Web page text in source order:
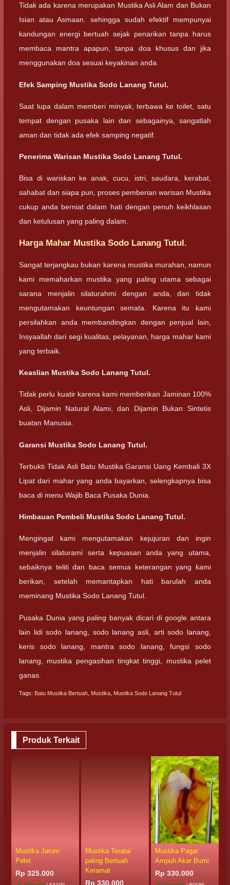
Tidak ada karena merupakan Mustika Asli Alam dan Bukan
Isian atau Asmaan. sehingga sudah efektif mempunyai
kandungan energi bertuah sejak penarikan tanpa harus
membaca mantra apapun, tanpa doa khusus dan jika
menggunakan doa sesuai keyakinan anda.
Efek Samping Mustika Sodo Lanang Tutul.
Saat lupa dalam memberi minyak, terbawa ke toilet, satu
tempat dengan pusaka lain dan sebagainya, sangatlah
aman dan tidak ada efek samping negatif.
Penerima Warisan Mustika Sodo Lanang Tutul.
Bisa di wariskan ke anak, cucu, istri, saudara, kerabat,
sahabat dan siapa pun, proses pemberian warisan Mustika
cukup anda berniat dalam hati dengan penuh keikhlasan
dan ketulusan yang paling dalam.
Harga Mahar Mustika Sodo Lanang Tutul.
Sangat terjangkau bukan karena mustika murahan, namun
kami memaharkan mustika yang paling utama sebagai
sarana menjalin silaturahmi dengan anda, dan tidak
mengutamakan keuntungan semata. Karena itu kami
persilahkan anda membandingkan dengan penjual lain,
Insyaallah dari segi kualitas, pelayanan, harga mahar kami
yang terbaik.
Keaslian Mustika Sodo Lanang Tutul.
Tidak perlu kuatir karena kami memberikan Jaminan 100%
Asli, Dijamin Natural Alami, dan Dijamin Bukan Sintetis
buatan Manusia.
Garansi Mustika Sodo Lanang Tutul.
Terbukti Tidak Asli Batu Mustika Garansi Uang Kembali 3X
Lipat dari mahar yang anda bayarkan, selengkapnya bisa
baca di menu Wajib Baca Pusaka Dunia.
Himbauan Pembeli Mustika Sodo Lanang Tutul.
Mengingat kami mengutamakan kejujuran dan ingin
menjalin silaturami serta kepuasan anda yang utama,
sebaiknya teliti dan baca semua keterangan yang kami
berikan, setelah memantapkan hati barulah anda
meminang Mustika Sodo Lanang Tutul.
Pusaka Dunia yang paling banyak dicari di google antara
lain lidi sodo lanang, sodo lanang asli, arti sodo lanang,
keris sodo lanang, mantra sodo lanang, fungsi sodo
lanang, mustika pengasihan tingkat tinggi, mustika pelet
ganas.
Tags: Batu Mustika Bertuah Mustika Mustika Sodo Lanang Tutul
Produk Terkait
Mustika Jarum
Pelet
Rp 325.000
Mustika Teratai
paling Bertuah
Keramat
Rp 330.000
Mustika Pagar
Ampuh Akar Bumi
Rp 330.000